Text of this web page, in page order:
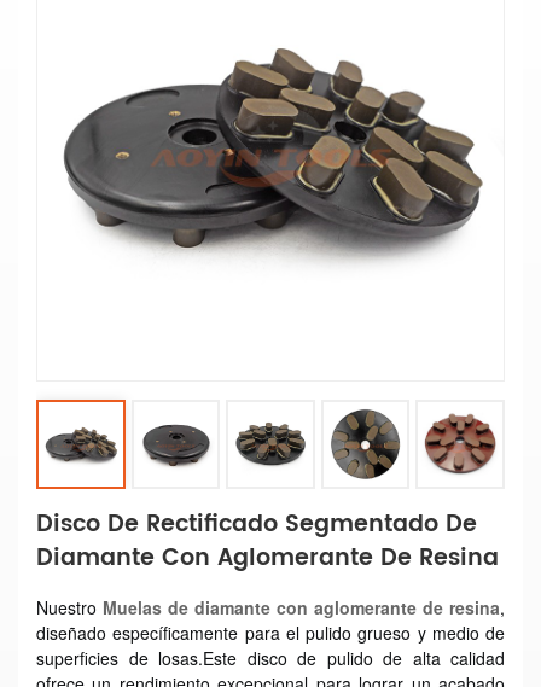
Disco De Rectificado Segmentado De
Diamante Con Aglomerante De Resina
Nuestro Muelas de diamante con aglomerante de resina,
diseñado específicamente para el pulido grueso y medio de
superficies de losas.Este disco de pulido de alta calidad